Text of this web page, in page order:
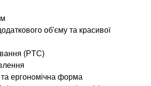
об'єму та красивої
(PTC)
ергономічна форма